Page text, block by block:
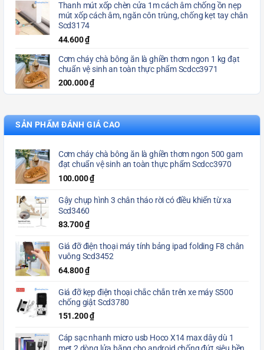
Thanh mút xốp chèn cửa 1m cách âm chống ồn nẹp
mút xốp cách âm, ngăn côn trùng, chống kẹt tay chân
Scd3174
44.600₫
Cơm cháy chà bông ăn là ghiền thơm ngon 1 kg đạt
chuẩn vệ sinh an toàn thực phẩm Scdcc3971
200.000₫
SẢN PHẨM ĐÁNH GIÁ CAO
Cơm cháy chà bông ăn là ghiền thơm ngon 500 gam
đạt chuẩn vệ sinh an toàn thực phẩm Scdcc3970
100.000₫
Gậy chụp hình 3 chân tháo rời có điều khiển từ xa
Scd3460
83.700₫
Giá đỡ điện thoại máy tính bảng ipad folding F8 chân
vuông Scd3452
64.800₫
Giá đỡ kẹp điện thoại chắc chắn trên xe máy S500
chống giật Scd3780
151.200₫
Cáp sạc nhanh micro usb Hoco X14 max dây dù 1